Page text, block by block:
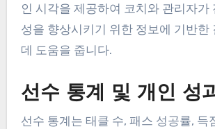
인 시각을 제공하여 코치와 관리자가
성을 향상시키기 위한 정보에 기반한
데 도움을 줍니다.
선수 통계 및 개인 성
선수 통계는 태클 수, 패스 성공률, 득